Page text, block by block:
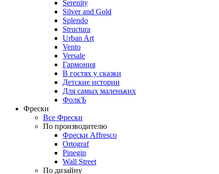
Serenity
Silver and Gold
Splendo
Structura
Urban Art
Vento
Versale
Гармония
В гостях у сказки
Детские истории
Для самых маленьких
ФолкЪ
Фрески
Все Фрески
По производителю
Фрески Affresco
Ortograf
Pinegin
Wall Street
По дизайну